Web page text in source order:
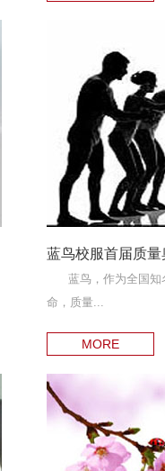
蓝鸟校服首届质
蓝鸟，作为全国知
命，质量...
MORE